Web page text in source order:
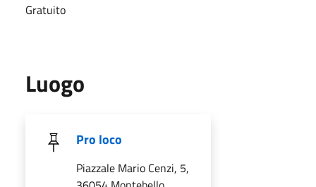
Gratuito
Luogo
Pro loco
Piazzale Mario Cenzi, 5,